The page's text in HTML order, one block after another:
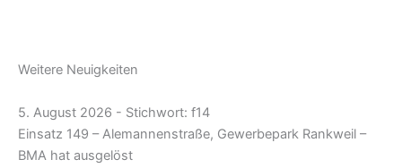
Weitere Neuigkeiten
5. August 2026 - Stichwort: f14
Einsatz 149 – Alemannenstraße, Gewerbepark Rankweil –
BMA hat ausgelöst